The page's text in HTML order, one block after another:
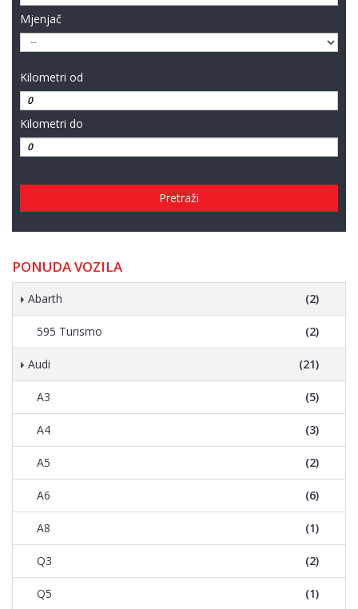
Mjenjač
Kilometri od
Kilometri do
Pretraži
PONUDA VOZILA
Abarth (2)
595 Turismo (2)
Audi (21)
A3 (5)
A4 (3)
A5 (2)
A6 (6)
A8 (1)
Q3 (2)
Q5 (1)